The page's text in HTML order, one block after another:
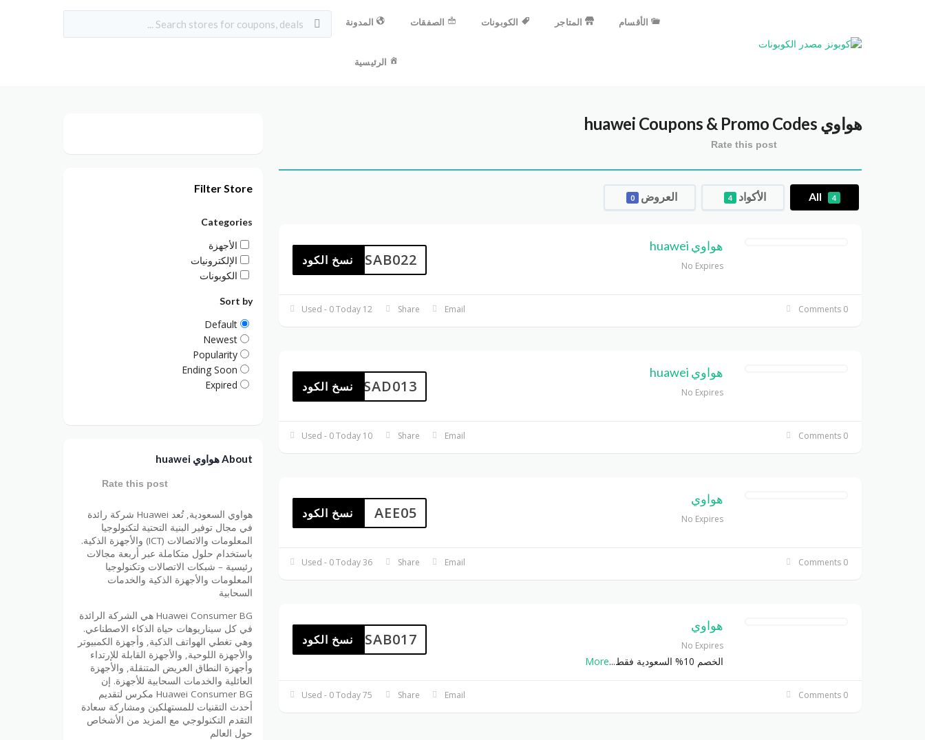
المدونة الصفقات الكوبونات المتاجر الأقسام
الرئيسية
هواوي huawei Coupons & Promo Codes
Rate this post
All 4 الأكواد 4 العروض 0
هواوي huawei
No Expires
ASAB022 نسخ الكود
12 Used - 0 Today Share Email 0 Comments
هواوي huawei
No Expires
AASAD013نسخ الكود
10 Used - 0 Today Share Email 0 Comments
هواوي
No Expires
AEE05 نسخ الكود
36 Used - 0 Today Share Email 0 Comments
هواوي
No Expires
الخصم 10% السعودية فقط ...
More
ASAB017 نسخ الكود
75 Used - 0 Today Share Email 0 Comments
Filter Store
Categories
الأجهزة
الإلكترونيات
الكوبونات
Sort by
Default
Newest
Popularity
Ending Soon
Expired
About هواوي huawei
Rate this post
هواوي السعودية, تُعد Huawei شركة رائدة
في مجال توفير البنية التحتية لتكنولوجيا
المعلومات والاتصالات (ICT) والأجهزة الذكية.
باستخدام حلول متكاملة عبر أربعة مجالات
رئيسية – شبكات الاتصالات وتكنولوجيا
المعلومات والأجهزة الذكية والخدمات
السحابية
Huawei Consumer BG هي الشركة الرائدة
في كل سيناريوهات حياة الذكاء الاصطناعي.
وهي تغطي الهواتف الذكية, وأجهزة الكمبيوتر
والأجهزة اللوحية, والأجهزة القابلة للإرتداء
وأجهزة النطاق العريض المتنقلة, والأجهزة
العائلية والخدمات السحابية للأجهزة. إن
Huawei Consumer BG مكرس لتقديم
أحدث التقنيات للمستهلكين ومشاركة سعادة
التقدم التكنولوجي مع المزيد من الأشخاص
حول العالم